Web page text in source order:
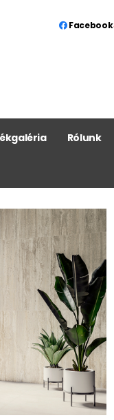
Facebook
Rólunk